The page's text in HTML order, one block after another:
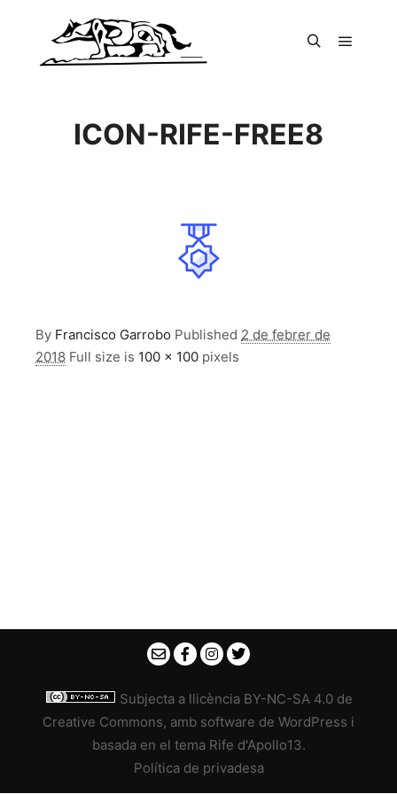
ICON-RIFE-FREE8
By Francisco Garrobo Published 2 de febrer de
2018 Full size is 100 × 100 pixels
Subjecta a llicència BY-NC-SA 4.0 de
Creative Commons, amb software de WordPress i
basada en el tema Rife d'Apollo13.
Política de privadesa